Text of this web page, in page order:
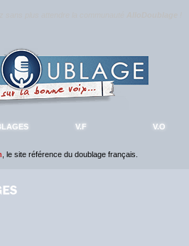
V.F V.O
, le site référence du doublage français.